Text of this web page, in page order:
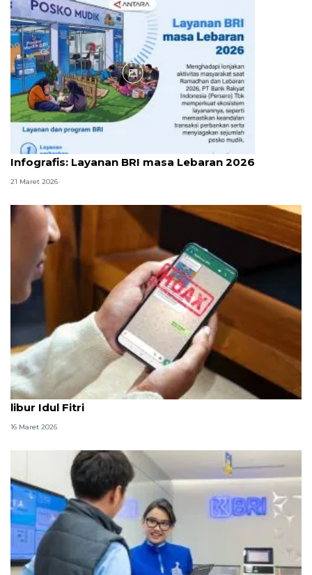
Infografik
Infografis: Layanan BRI masa Lebaran 2026
21 Maret 2026
BRI minta nasabah waspadai modus file APK jelang
libur Idul Fitri
16 Maret 2026